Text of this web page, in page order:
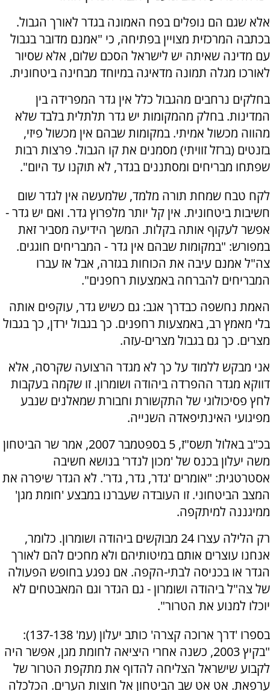
אלא שגם הם נופלים בפח האמונה בגדר לאורך הגבול.
בכתבה המרכזית מצויין בפתיחה, כי "אמנם מדובר בגבול
עם מדינה שאיתה יש לישראל הסכם שלום, אלא שסיור
לאורכו מגלה תמונה מדאיגה במיוחד מבחינה ביטחונית.
בחלקים נרחבים מהגבול כלל אין גדר המפרידה בין
המדינות. בחלק מהמקומות יש גדר תלתלית בלבד שלא
מהווה מכשול אמיתי. במקומות שבהם אין מכשול פיזי,
בזנטים (ברזל זוויתי) מסמנים את קו הגבול. פרצות רבות
שפתחו מבריחים ומסתננים בגדר, לא תוקנו עד היום".
לקח טבח שמחת תורה מלמד, שלמעשה אין לגדר שום
חשיבות ביטחונית. אין קל יותר מלפרוץ גדר. ואם יש גדר -
אפשר לעקוף אותה בקלות. המשך הידיעה מסביר זאת
במפורש: "במקומות שבהם אין גדר - המבריחים חוגגים.
צה"ל אמנם עיבה את הכוחות בגזרה, אבל אז עברו
המבריחים להברחה באמצעות רחפנים".
האמת נחשפה כבדרך אגב: גם כשיש גדר, עוקפים אותה
בלי מאמץ רב, באמצעות רחפנים. כך בגבול ירדן, כך בגבול
מצרים. כך גם בגבול מצרים-עזה.
אני מבקש ללמוד על כך לא מגדר הרצועה שקרסה, אלא
דווקא מגדר ההפרדה ביהודה ושומרון. זו שקמה בעקבות
לחץ פסיכולוגי של התקשורת וחבורת שמאלנים שנבע
מפיגועי האינתיפאדה השנייה.
בכ"ב באלול תשס"ז, 5 בספטמבר 2007, אמר שר הביטחון
משה יעלון בכנס של 'מכון לנדר' בנושא חשיבה
אסטרטגית: "אומרים 'גדר, גדר, גדר'. לא הגדר שיפרה את
המצב הביטחוני. זו העובדה שעברנו במבצע 'חומת מגן'
ממיגננה למיתקפה.
רק הלילה עצרו 24 מבוקשים ביהודה ושומרון. כלומר,
אנחנו עוצרים אותם במיטותיהם ולא מחכים להם לאורך
הגדר או בכניסה לבתי-הקפה. אם נפגע בחופש הפעולה
של צה"ל ביהודה ושומרון - גם הגדר וגם המאבטחים לא
יוכלו למנוע את הטרור".
בספרו 'דרך ארוכה קצרה' כותב יעלון (עמ' 137-138):
"בקיץ 2003, כשנה אחרי היציאה לחומת מגן, אפשר היה
לקבוע שישראל הצליחה להדוף את מתקפת הטרור של
ערפאת. אט אט שב הביטחון אל חוצות הערים. הכלכלה